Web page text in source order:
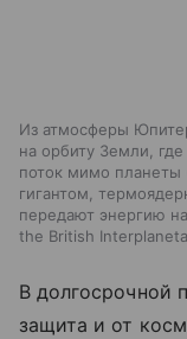
Из атмосферы
на орбиту Земли,
поток мимо планеты
гигантом,
передают энергию
the British
В долгосрочной
защита и от